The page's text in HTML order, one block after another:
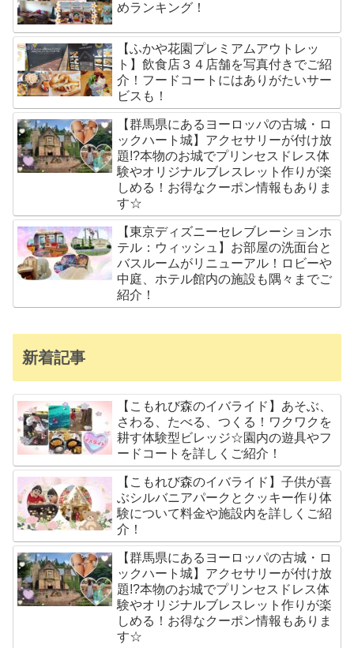
めランキング！
【ふかや花園プレミアムアウトレッ
ト】飲食店３４店舗を写真付きでご紹
介！フードコートにはありがたいサー
ビスも！
【群馬県にあるヨーロッパの古城・ロ
ックハート城】アクセサリーが付け放
題!?本物のお城でプリンセスドレス体
験やオリジナルブレスレット作りが楽
しめる！お得なクーポン情報もありま
す☆
【東京ディズニーセレブレーションホ
テル：ウィッシュ】お部屋の洗面台と
バスルームがリニューアル！ロビーや
中庭、ホテル館内の施設も隅々までご
紹介！
新着記事
【こもれび森のイバライド】あそぶ、
さわる、たべる、つくる！ワクワクを
耕す体験型ビレッジ☆園内の遊具やフ
ードコートを詳しくご紹介！
【こもれび森のイバライド】子供が喜
ぶシルバニアパークとクッキー作り体
験について料金や施設内を詳しくご紹
介！
【群馬県にあるヨーロッパの古城・ロ
ックハート城】アクセサリーが付け放
題!?本物のお城でプリンセスドレス体
験やオリジナルブレスレット作りが楽
しめる！お得なクーポン情報もありま
す☆